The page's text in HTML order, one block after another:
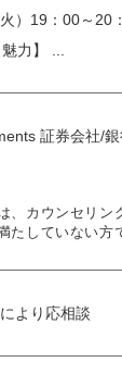
）19：00～20
力】 ...
証券会社/
、カウンセリン
たしていない方
より応相談